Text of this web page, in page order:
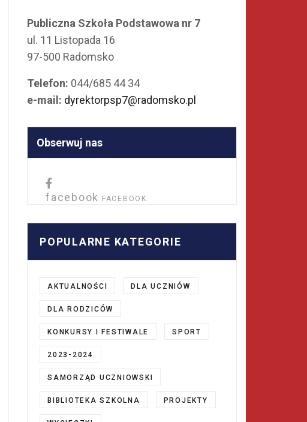
Publiczna Szkoła Podstawowa nr 7
ul. 11 Listopada 16
97-500 Radomsko
Telefon: 044/685 44 34
e-mail: dyrektorpsp7@radomsko.pl
Obserwuj nas
facebook FACEBOOK
POPULARNE KATEGORIE
AKTUALNOŚCI DLA UCZNIÓW
DLA RODZICÓW
KONKURSY I FESTIWALE SPORT
2023-2024
SAMORZĄD UCZNIOWSKI
BIBLIOTEKA SZKOLNA PROJEKTY